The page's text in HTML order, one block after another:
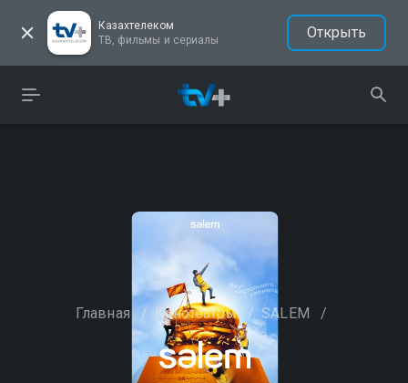
Казахтелеком
ТВ, фильмы и сериалы
Открыть
Главная / Кинотеатры / SALEM /